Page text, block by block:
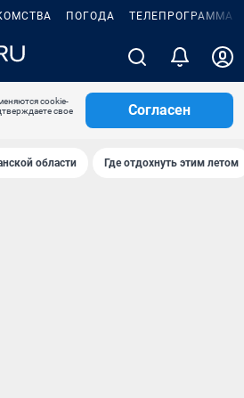
ПОГОДА ТЕЛЕПРОГРАММА
cookie-
свое
Согласен
области Где отдохнуть этим летом